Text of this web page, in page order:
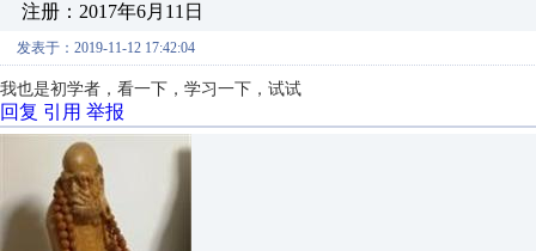
注册：2017年6月11日
发表于：2019-11-12 17:42:04
我也是初学者，看一下，学习一下，试试
回复 引用 举报